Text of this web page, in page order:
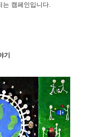
는 캠페인입니다.
기